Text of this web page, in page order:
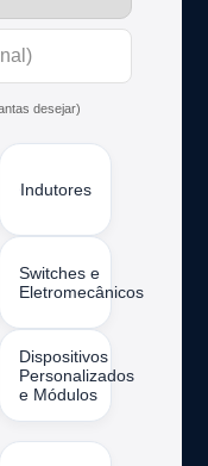
desejar)
Indutores
Switches e
Eletromecânicos
Dispositivos
Personalizados
e Módulos